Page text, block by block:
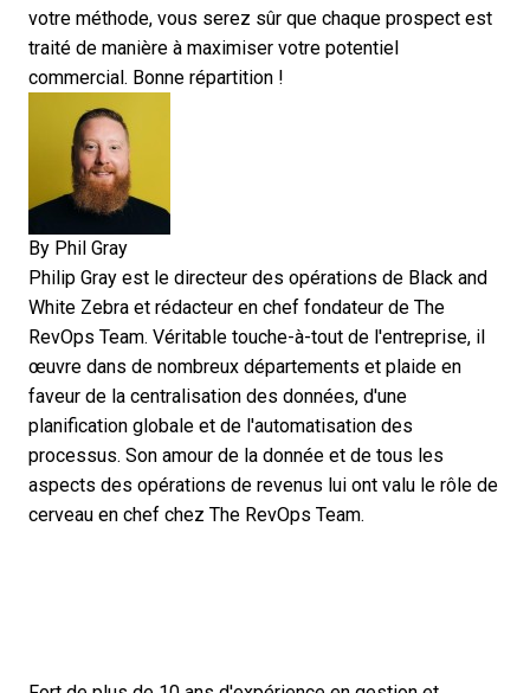
votre méthode, vous serez sûr que chaque prospect est
traité de manière à maximiser votre potentiel
commercial. Bonne répartition !
By Phil Gray
Philip Gray est le directeur des opérations de Black and
White Zebra et rédacteur en chef fondateur de The
RevOps Team. Véritable touche-à-tout de l'entreprise, il
œuvre dans de nombreux départements et plaide en
faveur de la centralisation des données, d'une
planification globale et de l'automatisation des
processus. Son amour de la donnée et de tous les
aspects des opérations de revenus lui ont valu le rôle de
cerveau en chef chez The RevOps Team.